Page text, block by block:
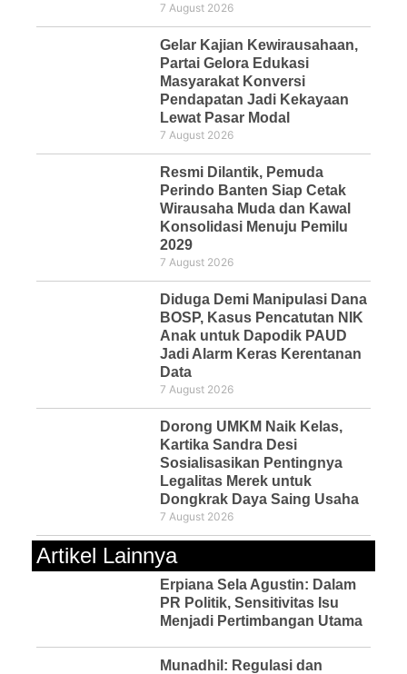
7 August 2026
Gelar Kajian Kewirausahaan,
Partai Gelora Edukasi
Masyarakat Konversi
Pendapatan Jadi Kekayaan
Lewat Pasar Modal
7 August 2026
Resmi Dilantik, Pemuda
Perindo Banten Siap Cetak
Wirausaha Muda dan Kawal
Konsolidasi Menuju Pemilu
2029
7 August 2026
Diduga Demi Manipulasi Dana
BOSP, Kasus Pencatutan NIK
Anak untuk Dapodik PAUD
Jadi Alarm Keras Kerentanan
Data
7 August 2026
Dorong UMKM Naik Kelas,
Kartika Sandra Desi
Sosialisasikan Pentingnya
Legalitas Merek untuk
Dongkrak Daya Saing Usaha
7 August 2026
Artikel Lainnya
Erpiana Sela Agustin: Dalam
PR Politik, Sensitivitas Isu
Menjadi Pertimbangan Utama
Munadhil: Regulasi dan